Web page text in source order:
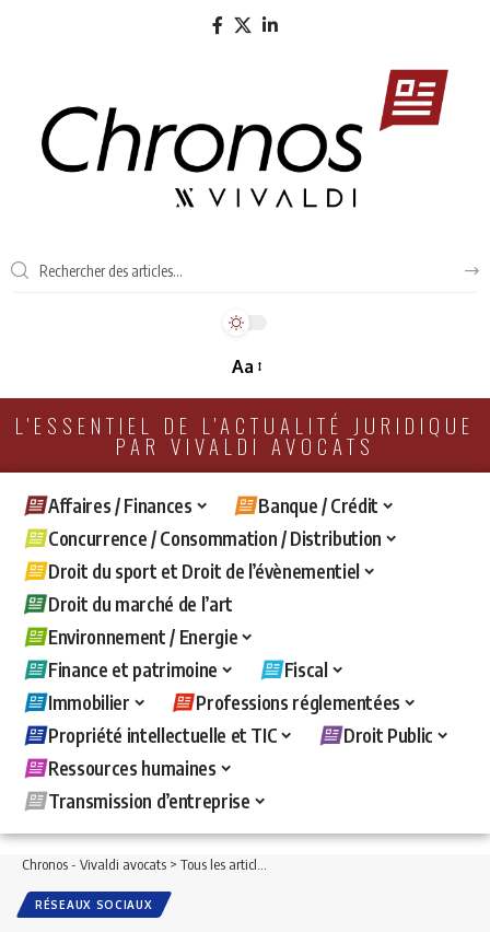
Aa
L'ESSENTIEL DE L'ACTUALITÉ JURIDIQUE
PAR VIVALDI AVOCATS
Affaires / Finances
Banque / Crédit
Concurrence / Consommation / Distribution
Droit du sport et Droit de l’évènementiel
Droit du marché de l’art
Environnement / Energie
Finance et patrimoine
Fiscal
Immobilier
Professions réglementées
Propriété intellectuelle et TIC
Droit Public
Ressources humaines
Transmission d’entreprise
Chronos - Vivaldi avocats > Tous les articles
RÉSEAUX SOCIAUX